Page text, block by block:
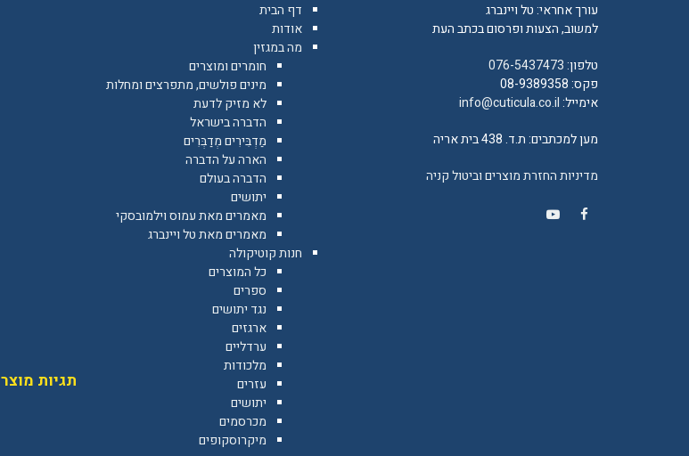
עורך אחראי: טל ויינברג
למשוב, הצעות ופרסום בכתב העת
טלפון:076-5437473
פקס: 08-9389358
אימייל:info@cuticula.co.il
מען למכתבים: ת.ד. 438 בית אריה
מדיניות החזרת מוצרים וביטול קניה
דף הבית
אודות
מה במגזין
חומרים ומוצרים
מינים פולשים, מתפרצים ומחלות
לא מזיק לדעת
הדברה בישראל
מַדְבִּירִים מְדַבְּרִים
הארה על הדברה
הדברה בעולם
יתושים
מאמרים מאת עמוס וילמובסקי
מאמרים מאת טל ויינברג
חנות קוטיקולה
כל המוצרים
ספרים
נגד יתושים
ארגזים
ערדליים
מלכודות
עזרים
יתושים
מכרסמים
מיקרוסקופים
תגיות מוצר